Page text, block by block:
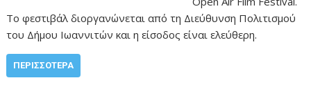
Το φεστιβάλ διοργανώνεται από τη Διεύθυνση Πολιτισμού
του Δήμου Ιωαννιτών και η είσοδος είναι ελεύθερη.
ΠΕΡΙΣΣΌΤΕΡΑ